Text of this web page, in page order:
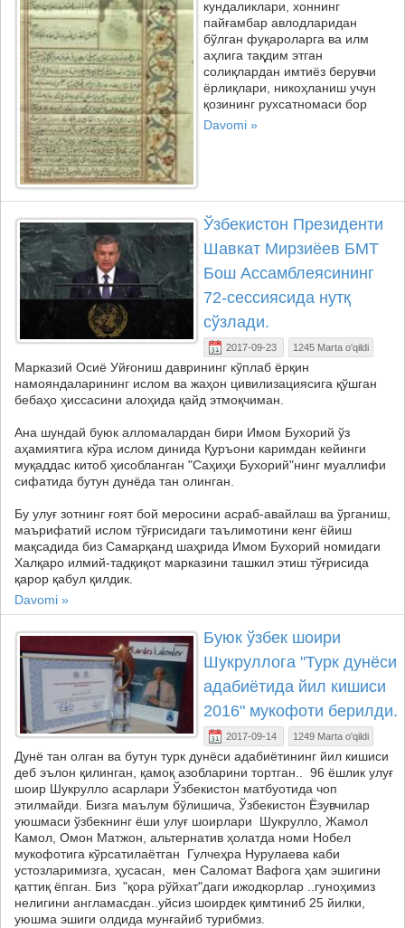
кундаликлари, хоннинг
пайғамбар авлодларидан
бўлган фуқароларга ва илм
аҳлига тақдим этган
солиқлардан имтиёз берувчи
ёрлиқлари, никоҳланиш учун
қозининг рухсатномаси бор
Davomi »
Ўзбекистон Президенти
Шавкат Мирзиёев БМТ
Бош Ассамблеясининг
72-сессиясида нутқ
сўзлади.
2017-09-23 1245 Marta o'qildi
Марказий Осиё Уйғониш даврининг кўплаб ёрқин
намояндаларининг ислом ва жаҳон цивилизациясига қўшган
бебаҳо ҳиссасини алоҳида қайд этмоқчиман.
Ана шундай буюк алломалардан бири Имом Бухорий ўз
аҳамиятига кўра ислом динида Қуръони каримдан кейинги
муқаддас китоб ҳисобланган "Саҳиҳи Бухорий"нинг муаллифи
сифатида бутун дунёда тан олинган.
Бу улуғ зотнинг ғоят бой меросини асраб-авайлаш ва ўрганиш,
маърифатий ислом тўғрисидаги таълимотини кенг ёйиш
мақсадида биз Самарқанд шаҳрида Имом Бухорий номидаги
Халқаро илмий-тадқиқот марказини ташкил этиш тўғрисида
қарор қабул қилдик.
Davomi »
Буюк ўзбек шоири
Шукруллога "Турк дунёси
адабиётида йил кишиси
2016" мукофоти берилди.
2017-09-14 1249 Marta o'qildi
Дунё тан олган ва бутун турк дунёси адабиётининг йил кишиси
деб эълон қилинган, қамоқ азобларини тортган.. 96 ёшлик улуғ
шоир Шукрулло асарлари Ўзбекистон матбуотида чоп
этилмайди. Бизга маълум бўлишича, Ўзбекистон Ёзувчилар
уюшмаси ўзбекнинг ёши улуғ шоирлари Шукрулло, Жамол
Камол, Омон Матжон, альтернатив ҳолатда номи Нобел
мукофотига кўрсатилаётган Гулчеҳра Нурулаева каби
устозларимизга, ҳусасан, мен Саломат Вафога ҳам эшигини
қаттиқ ёпган. Биз "қора рўйхат"даги ижодкорлар ..гуноҳимиз
нелигини англамасдан..уйсиз шоирдек қимтиниб 25 йилки,
уюшма эшиги олдида мунғайиб турибмиз.